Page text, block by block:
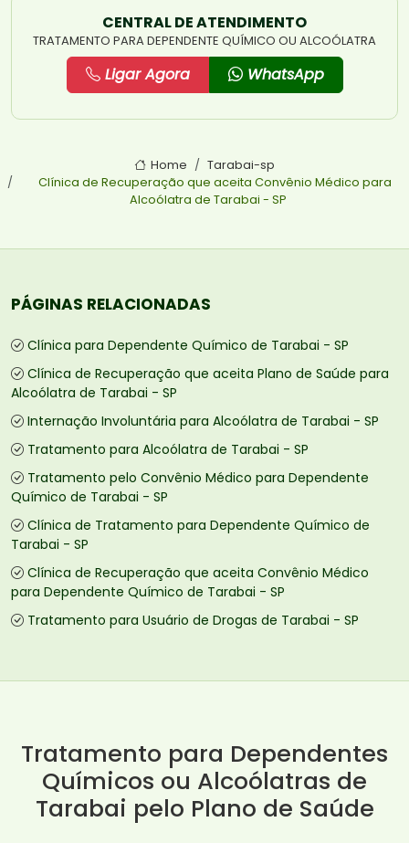
CENTRAL DE ATENDIMENTO
TRATAMENTO PARA DEPENDENTE QUÍMICO OU ALCOÓLATRA
Ligar Agora WhatsApp
Home
Tarabai-sp
Clínica de Recuperação que aceita Convênio Médico para
Alcoólatra de Tarabai - SP
PÁGINAS RELACIONADAS
Clínica para Dependente Químico de Tarabai - SP
Clínica de Recuperação que aceita Plano de Saúde para
Alcoólatra de Tarabai - SP
Internação Involuntária para Alcoólatra de Tarabai - SP
Tratamento para Alcoólatra de Tarabai - SP
Tratamento pelo Convênio Médico para Dependente
Químico de Tarabai - SP
Clínica de Tratamento para Dependente Químico de
Tarabai - SP
Clínica de Recuperação que aceita Convênio Médico
para Dependente Químico de Tarabai - SP
Tratamento para Usuário de Drogas de Tarabai - SP
Tratamento para Dependentes
Químicos ou Alcoólatras de
Tarabai pelo Plano de Saúde